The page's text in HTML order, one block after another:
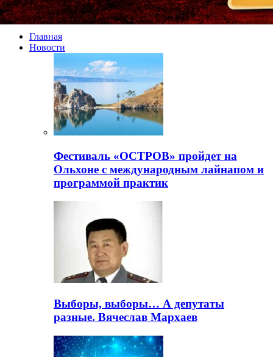
Главная
Новости
Фестиваль «ОСТРОВ» пройдет на
Ольхоне с международным лайнапом и
программой практик
Выборы, выборы… А депутаты
разные. Вячеслав Мархаев